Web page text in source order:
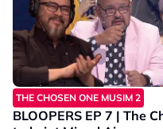
THE CHOSEN ONE MUSIM 2
BLOOPERS EP 7 | The